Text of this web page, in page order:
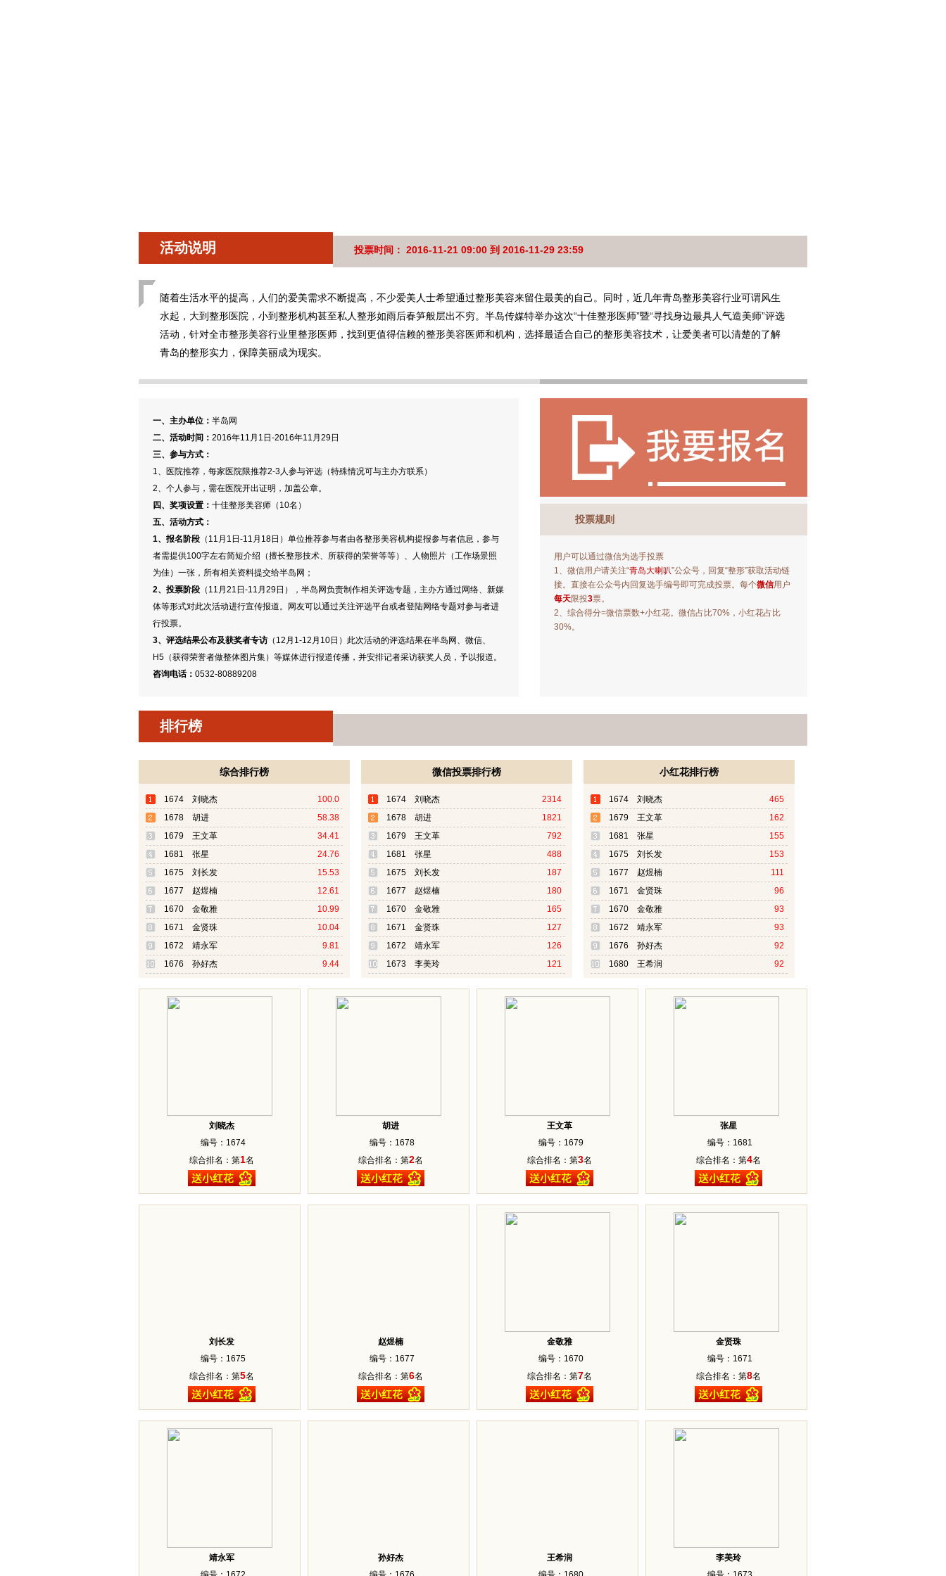
活动说明 投票时间： 2016-11-21 09:00 到 2016-11-29 23:59
随着生活水平的提高，人们的爱美需求不断提高，不少爱美人士希望通过整形美容来留住最美的自己。同时，近几年青岛整形美容行业可谓风生
水起，大到整形医院，小到整形机构甚至私人整形如雨后春笋般层出不穷。半岛传媒特举办这次“十佳整形医师”暨“寻找身边最具人气造美师”评选
活动，针对全市整形美容行业里整形医师，找到更值得信赖的整形美容医师和机构，选择最适合自己的整形美容技术，让爱美者可以清楚的了解
青岛的整形实力，保障美丽成为现实。
一、主办单位： 半岛网
二、活动时间： 2016年11月1日-2016年11月29日
三、参与方式：
1、医院推荐，每家医院限推荐2-3人参与评选（特殊情况可与主办方联系）
2、个人参与，需在医院开出证明，加盖公章。
四、奖项设置： 十佳整形美容师（10名）
五、活动方式：
1、报名阶段 （11月1日-11月18日）单位推荐参与者由各整形美容机构提报参与者信息，参与
者需提供100字左右简短介绍（擅长整形技术、所获得的荣誉等等）、人物照片（工作场景照
为佳）一张，所有相关资料提交给半岛网；
2、投票阶段 （11月21日-11月29日），半岛网负责制作相关评选专题，主办方通过网络、新媒
体等形式对此次活动进行宣传报道。网友可以通过关注评选平台或者登陆网络专题对参与者进
行投票。
3、评选结果公布及获奖者专访 （12月1-12月10日）此次活动的评选结果在半岛网、微信、
H5（获得荣誉者做整体图片集）等媒体进行报道传播，并安排记者采访获奖人员，予以报道。
咨询电话： 0532-80889208
投票规则
用户可以通过微信为选手投票
1、微信用户请关注“青岛大喇叭”公众号，回复“整形”获取活动链
接。直接在公众号内回复选手编号即可完成投票。每个微信用户
每天限投3票。
2、综合得分=微信票数+小红花。微信占比70%，小红花占比
30%。
排行榜
综合排行榜
100.0
1674 刘晓杰
58.38
1678 胡进
34.41
1679 王文革
24.76
1681 张星
15.53
1675 刘长发
12.61
1677 赵煜楠
10.99
1670 金敬雅
10.04
1671 金贤珠
9.81
1672 靖永军
9.44
1676 孙好杰
微信投票排行榜
2314
1674 刘晓杰
1821
1678 胡进
792
1679 王文革
488
1681 张星
187
1675 刘长发
180
1677 赵煜楠
165
1670 金敬雅
127
1671 金贤珠
126
1672 靖永军
121
1673 李美玲
小红花排行榜
465
1674 刘晓杰
162
1679 王文革
155
1681 张星
153
1675 刘长发
111
1677 赵煜楠
96
1671 金贤珠
93
1670 金敬雅
93
1672 靖永军
92
1676 孙好杰
92
1680 王希润
刘晓杰
编号：1674
综合排名：第1名
胡进
编号：1678
综合排名：第2名
王文革
编号：1679
综合排名：第3名
张星
编号：1681
综合排名：第4名
刘长发
编号：1675
综合排名：第5名
赵煜楠
编号：1677
综合排名：第6名
金敬雅
编号：1670
综合排名：第7名
金贤珠
编号：1671
综合排名：第8名
靖永军
孙好杰
王希润
李美玲